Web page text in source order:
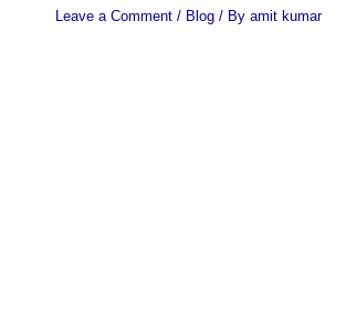
Leave a Comment / Blog/ By amit kumar